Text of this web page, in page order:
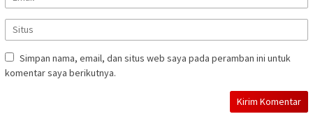
Simpan nama, email, dan situs web saya pada peramban ini untuk
komentar saya berikutnya.